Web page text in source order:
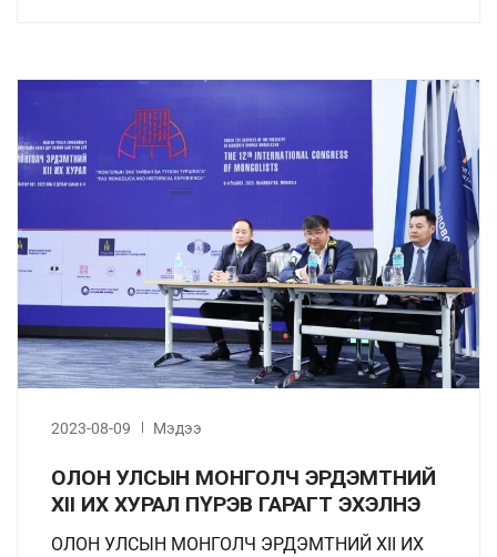
2023-08-09 Мэдээ
ОЛОН УЛСЫН МОНГОЛЧ ЭРДЭМТНИЙ
XII ИХ ХУРАЛ ПҮРЭВ ГАРАГТ ЭХЭЛНЭ
ОЛОН УЛСЫН МОНГОЛЧ ЭРДЭМТНИЙ XII ИХ